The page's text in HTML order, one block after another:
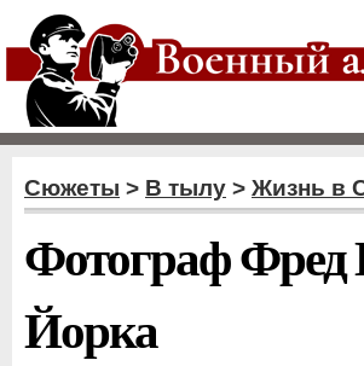
Сюжеты > В тылу > Жизнь в
Фотограф
Йорка